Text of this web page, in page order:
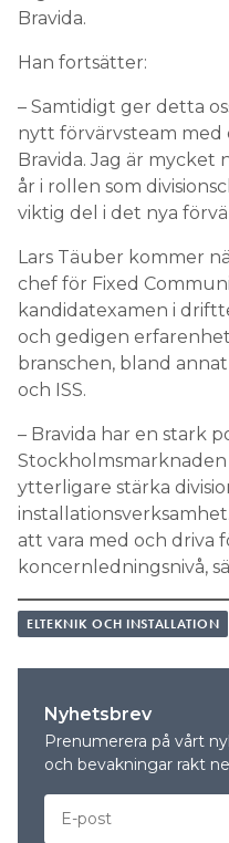
Bravida.
Han fortsätter:
– Samtidigt ger detta
nytt förvärvsteam med
Bravida. Jag är
år i rollen som
viktig del i det nya
Lars Täuber kommer
chef för Fixed
kandidatexamen i
och gedigen
branschen, bland
och ISS.
– Bravida har en stark
ytterligare stärka
att vara med och driva
koncernledningsnivå,
ELTEKNIK OCH INSTALLATION
Nyhetsbrev
Prenumerera på vårt
och bevakningar rakt